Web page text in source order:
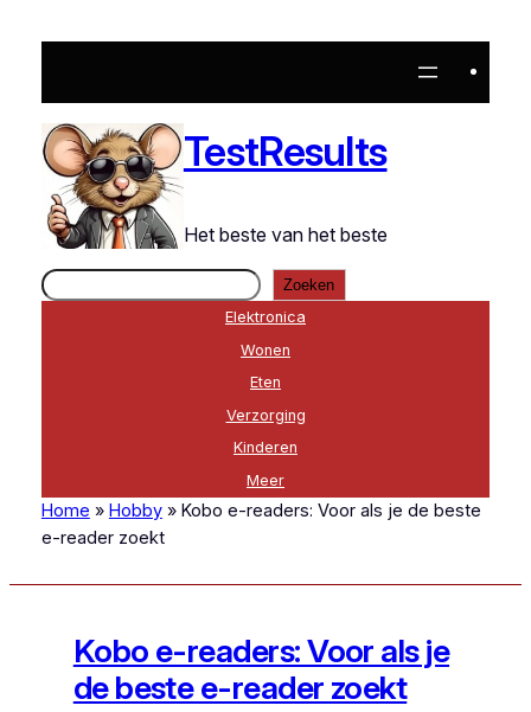
naar
inhoud
TestResults
Het beste van het beste
Zoeken
Zoeken
Elektronica
Wonen
Eten
Verzorging
Kinderen
Meer
Home » Hobby »Kobo e-readers: Voor als je de beste
e-reader zoekt
Kobo e-readers: Voor als je
de beste e-reader zoekt